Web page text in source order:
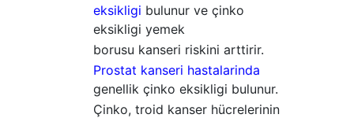
eksikligi bulunur ve çinko
eksikligi yemek
borusu kanseri riskini arttirir.
Prostat kanseri hastalarinda
genellik çinko eksikligi bulunur.
Çinko, troid kanser hücrelerinin